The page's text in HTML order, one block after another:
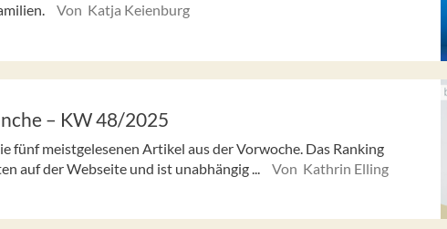
Von Katja Keienburg
– KW 48/2025
fünf meistgelesenen Artikel aus der Vorwoche. Das Ranking
auf der Webseite und ist unabhängig ...
Von Kathrin Elling